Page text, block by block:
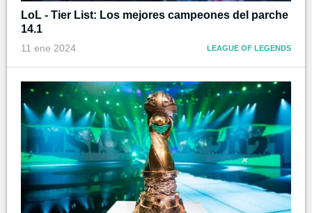
LoL - Tier List: Los mejores campeones del parche
14.1
11 ene 2024 LEAGUE OF LEGENDS